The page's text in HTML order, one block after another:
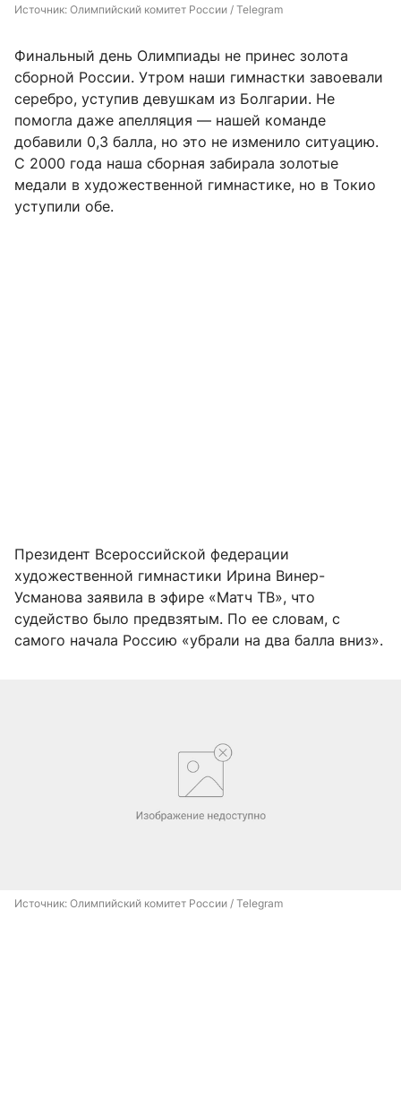
Источник: Олимпийский комитет России / Telegram
Финальный день Олимпиады не принес золота
сборной России. Утром наши гимнастки завоевали
серебро, уступив девушкам из Болгарии. Не
помогла даже апелляция — нашей команде
добавили 0,3 балла, но это не изменило ситуацию.
С 2000 года наша сборная забирала золотые
медали в художественной гимнастике, но в Токио
уступили обе.
Президент Всероссийской федерации
художественной гимнастики Ирина Винер-
Усманова заявила в эфире «Матч ТВ», что
судейство было предвзятым. По ее словам, с
самого начала Россию «убрали на два балла вниз».
Источник: Олимпийский комитет России / Telegram